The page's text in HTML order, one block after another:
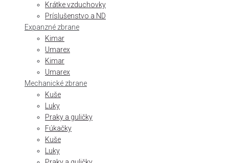
Krátke vzduchovky
Príslušenstvo a ND
Expanzné zbrane
Kimar
Umarex
Kimar
Umarex
Mechanické zbrane
Kuše
Luky
Praky a guličky
Fúkačky
Kuše
Luky